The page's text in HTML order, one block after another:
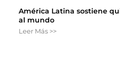
América Latina sostiene
al mundo
Leer Más >>